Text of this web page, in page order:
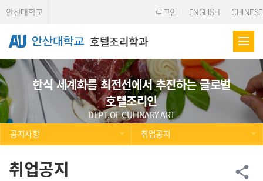
Skip Menu
안산대학교 로그인 ENGLISH CHINESE
호텔조리학과
한식 세계화를 최전선에서 추진하는 글로벌
호텔조리인
DEPT.OF CULINARY ART
공지사항
취업공지
취업공지 공
share